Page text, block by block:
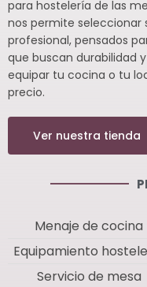
para hostelería de las
nos permite seleccionar
profesional, pensados
que buscan durabilidad
equipar tu cocina o tu
precio.
Ver nuestra tienda
Menaje de cocina
Equipamiento
Servicio de mesa